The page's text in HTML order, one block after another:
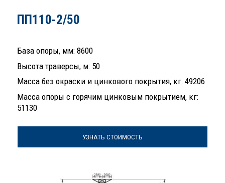
ПП110-2/50
База опоры, мм: 8600
Высота траверсы, м: 50
Масса без окраски и цинкового покрытия, кг: 49206
Масса опоры с горячим цинковым покрытием, кг:
51130
УЗНАТЬ СТОИМОСТЬ